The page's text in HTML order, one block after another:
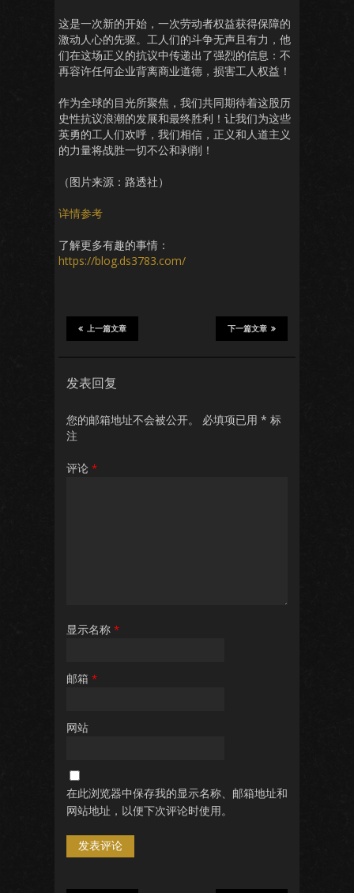
这是一次新的开始，一次劳动者权益获得保障的
激动人心的先驱。工人们的斗争无声且有力，他
们在这场正义的抗议中传递出了强烈的信息：不
再容许任何企业背离商业道德，损害工人权益！
作为全球的目光所聚焦，我们共同期待着这股历
史性抗议浪潮的发展和最终胜利！让我们为这些
英勇的工人们欢呼，我们相信，正义和人道主义
的力量将战胜一切不公和剥削！
（图片来源：路透社）
详情参考
了解更多有趣的事情：
https://blog.ds3783.com/
下一篇文章
上一篇文章
发表回复
您的邮箱地址不会被公开。 必填项已用 * 标
注
评论 *
显示名称 *
邮箱 *
网站
在此浏览器中保存我的显示名称、邮箱地址和
网站地址，以便下次评论时使用。